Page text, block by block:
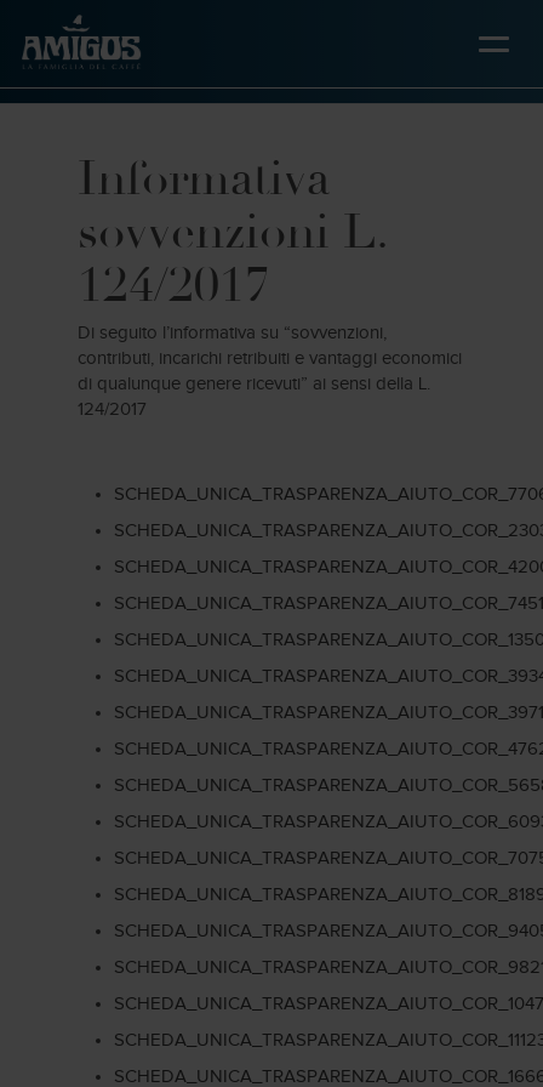
main
content
Informativa
sovvenzioni L.
124/2017
Di seguito l’informativa su “sovvenzioni,
contributi, incarichi retribuiti e vantaggi economici
di qualunque genere ricevuti” ai sensi della L.
124/2017